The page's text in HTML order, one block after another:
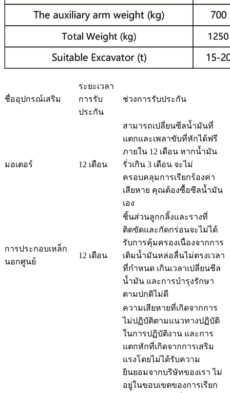
ชื่ออุปกรณ์เสริม
ระยะเวลา
การรับ
ประกัน
ช่วงการรับประกัน
มอเตอร์ 12 เดือน
สามารถเปลี่ยนซีลน้ำมันที่
แตกและเพลาขับที่หักได้ฟรี
ภายใน 12 เดือน หากน้ำมัน
รั่วเกิน 3 เดือน จะไม่
ครอบคลุมการเรียกร้องค่า
เสียหาย คุณต้องซื้อซีลน้ำมัน
เอง
การประกอบเหล็ก
นอกศูนย์
12 เดือน
ชิ้นส่วนลูกกลิ้งและรางที่
ติดขัดและกัดกร่อนจะไม่ได้
รับการคุ้มครองเนื่องจากการ
เติมน้ำมันหล่อลื่นไม่ตรงเวลา
ที่กำหนด เกินเวลาเปลี่ยนซีล
น้ำมัน และการบำรุงรักษา
ตามปกติไม่ดี
ความเสียหายที่เกิดจากการ
ไม่ปฏิบัติตามแนวทางปฏิบัติ
ในการปฏิบัติงาน และการ
แตกหักที่เกิดจากการเสริม
แรงโดยไม่ได้รับความ
ยินยอมจากบริษัทของเรา ไม่
อยู่ในขอบเขตของการเรียก